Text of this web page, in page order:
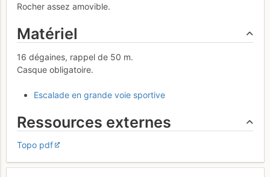
Rocher assez amovible.
Matériel
16 dégaines, rappel de 50 m.
Casque obligatoire.
Escalade en grande voie sportive
Ressources externes
Topo pdf